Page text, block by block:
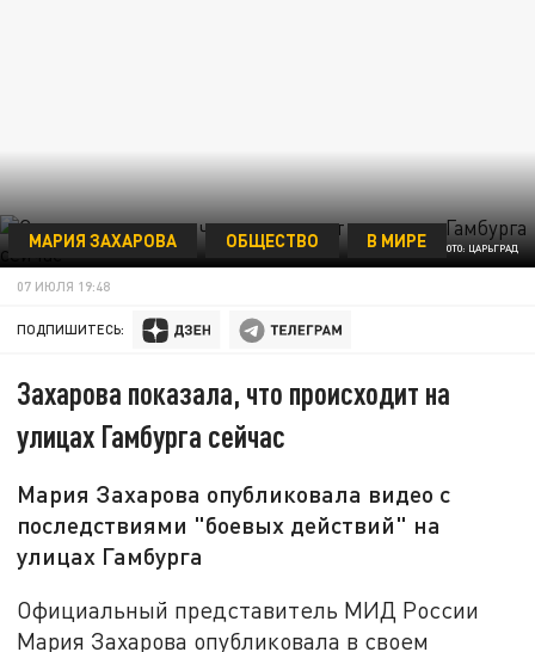
ФОТО: ЦАРЬГРАД
МАРИЯ ЗАХАРОВА ОБЩЕСТВО В МИРЕ
07 ИЮЛЯ 19:48
ПОДПИШИТЕСЬ:
Захарова показала, что происходит на
улицах Гамбурга сейчас
Мария Захарова опубликовала видео с
последствиями "боевых действий" на
улицах Гамбурга
Официальный представитель МИД России
Мария Захарова опубликовала в своем